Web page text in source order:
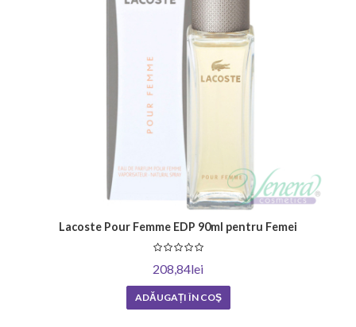
Lacoste Pour Femme EDP 90ml pentru Femei
208,84lei
ADĂUGAȚI ÎN COŞ